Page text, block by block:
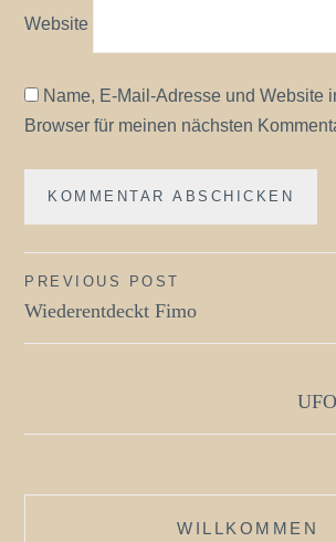
Website
Name, E-Mail-Adresse und Website
Browser für meinen nächsten
Beitragsnavigation
PREVIOUS POST
Wiederentdeckt Fimo
WILLKOMMEN